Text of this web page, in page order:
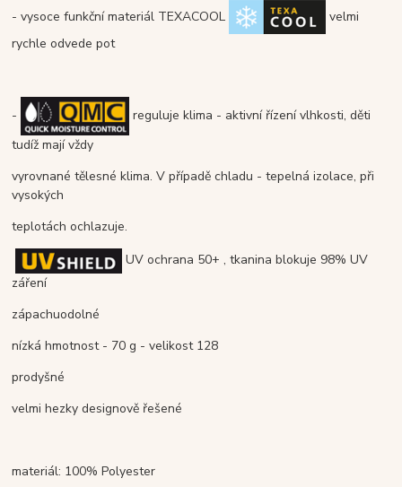
- vysoce funkční materiál TEXACOOL
velmi
rychle odvede pot
-
reguluje klima - aktivní řízení vlhkosti, děti
tudíž mají vždy
vyrovnané tělesné klima. V případě chladu - tepelná izolace, při
vysokých
teplotách ochlazuje.
UV ochrana 50+ , tkanina blokuje 98% UV
záření
zápachuodolné
nízká hmotnost - 70 g - velikost 128
prodyšné
velmi hezky designově řešené
materiál: 100% Polyester